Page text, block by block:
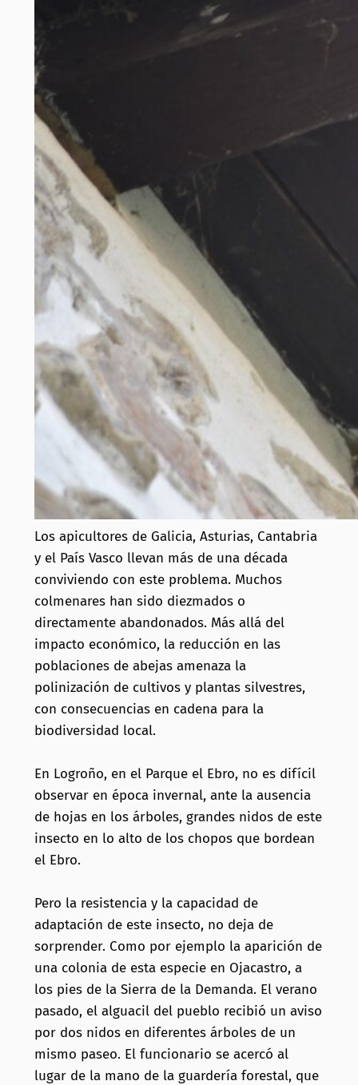
Los apicultores de Galicia, Asturias, Cantabria
y el País Vasco llevan más de una década
conviviendo con este problema. Muchos
colmenares han sido diezmados o
directamente abandonados. Más allá del
impacto económico, la reducción en las
poblaciones de abejas amenaza la
polinización de cultivos y plantas silvestres,
con consecuencias en cadena para la
biodiversidad local.
En Logroño, en el Parque el Ebro, no es difícil
observar en época invernal, ante la ausencia
de hojas en los árboles, grandes nidos de este
insecto en lo alto de los chopos que bordean
el Ebro.
Pero la resistencia y la capacidad de
adaptación de este insecto, no deja de
sorprender. Como por ejemplo la aparición de
una colonia de esta especie en Ojacastro, a
los pies de la Sierra de la Demanda. El verano
pasado, el alguacil del pueblo recibió un aviso
por dos nidos en diferentes árboles de un
mismo paseo. El funcionario se acercó al
lugar de la mano de la guardería forestal, que